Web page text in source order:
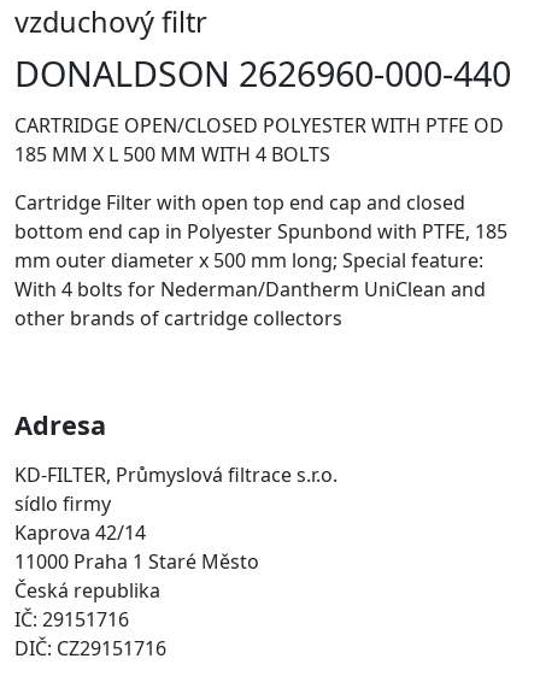
vzduchový filtr
DONALDSON 2626960-000-440
CARTRIDGE OPEN/CLOSED POLYESTER WITH PTFE OD
185 MM X L 500 MM WITH 4 BOLTS
Cartridge Filter with open top end cap and closed
bottom end cap in Polyester Spunbond with PTFE, 185
mm outer diameter x 500 mm long; Special feature:
With 4 bolts for Nederman/Dantherm UniClean and
other brands of cartridge collectors
Adresa
KD-FILTER, Průmyslová filtrace s.r.o.
sídlo firmy
Kaprova 42/14
11000 Praha 1 Staré Město
Česká republika
IČ: 29151716
DIČ: CZ29151716